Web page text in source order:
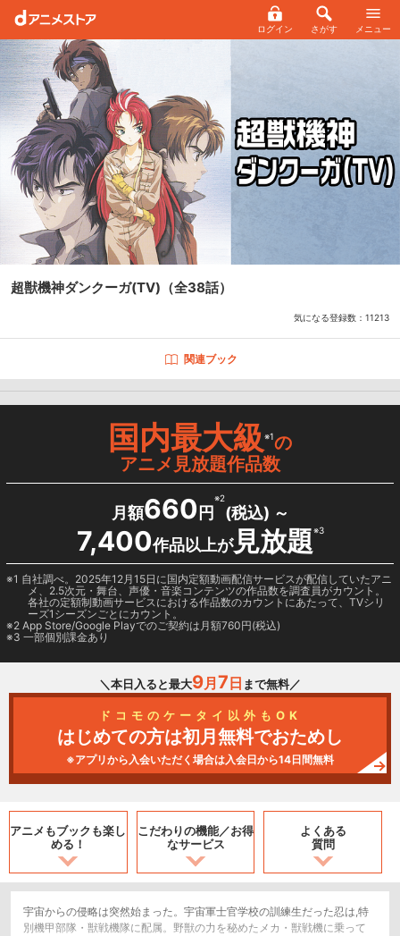
ログイン さがす メニュー
超獣機神ダンクーガ(TV) （全38話）
気になる登録数： 11213
関連ブック
国内最大級※1の
アニメ見放題作品数
月額660 円
※2
(税込) ～
7,400作品以上が見放題※3
1 自社調べ。2025年12月15日に国内定額動画配信サービスが配信していたアニ
メ、2.5次元・舞台、声優・音楽コンテンツの作品数を調査員がカウント。
各社の定額制動画サービスにおける作品数のカウントにあたって、TVシリ
ーズ1シーズンごとにカウント。
2 App Store/Google Playでのご契約は月額760円(税込)
3 一部個別課金あり
＼本日入ると最大9月 7 日 まで無料／
ドコモのケータイ以外もOK
はじめての方は初月無料でおためし
※アプリから入会いただく場合は入会日から14日間無料
アニメもブックも楽し
める！
こだわりの機能／お得
なサービス
よくある
質問
宇宙からの侵略は突然始まった。宇宙軍士官学校の訓練生だった忍は,特
別機甲部隊・獣戦機隊に配属。野獣の力を秘めたメカ・獣戦機に乗って